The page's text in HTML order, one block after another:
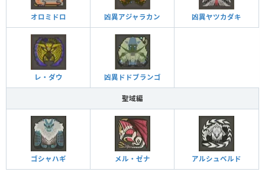
オロミドロ 凶異アジャラカン 凶異ヤツカダキ
レ・ダウ 凶異ドドブランゴ
聖域編
ゴシャハギ メル・ゼナ アルシュベルド